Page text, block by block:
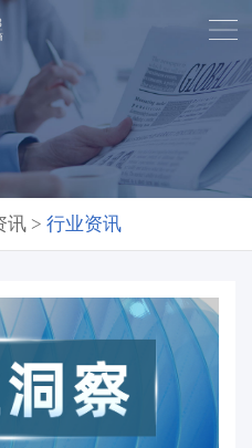
讯> 行业资讯